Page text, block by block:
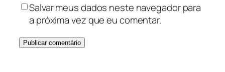
Salvar meus dados neste navegador para
a próxima vez que eu comentar.